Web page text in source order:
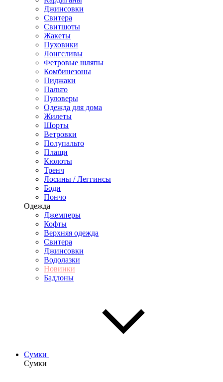
Джинсовки
Свитера
Свитшоты
Жакеты
Пуховики
Лонгсливы
Фетровые шляпы
Комбинезоны
Пиджаки
Пальто
Пуловеры
Одежда для дома
Жилеты
Шорты
Ветровки
Полупальто
Плащи
Кюлоты
Тренч
Лосины / Леггинсы
Боди
Пончо
Одежда
Джемперы
Кофты
Верхняя одежда
Свитера
Джинсовки
Водолазки
Новинки
Бадлоны
Сумки
Сумки